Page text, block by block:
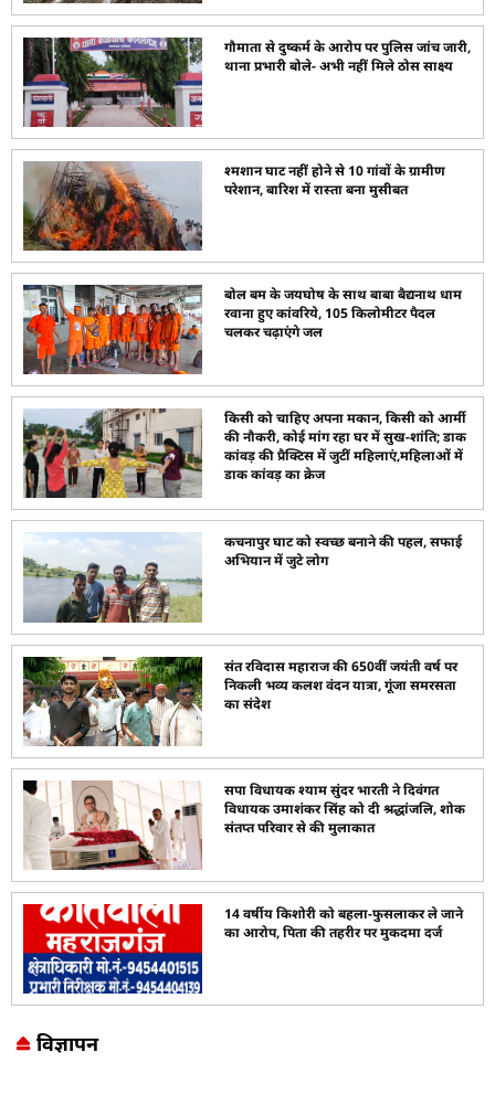
गौमाता से दुष्कर्म के आरोप पर पुलिस जांच जारी,
थाना प्रभारी बोले- अभी नहीं मिले ठोस साक्ष्य
श्मशान घाट नहीं होने से 10 गांवों के ग्रामीण
परेशान, बारिश में रास्ता बना मुसीबत
बोल बम के जयघोष के साथ बाबा बैद्यनाथ धाम
रवाना हुए कांवरिये, 105 किलोमीटर पैदल
चलकर चढ़ाएंगे जल
किसी को चाहिए अपना मकान, किसी को आर्मी
की नौकरी, कोई मांग रहा घर में सुख-शांति; डाक
कांवड़ की प्रैक्टिस में जुटीं महिलाएं,महिलाओं में
डाक कांवड़ का क्रेज
कचनापुर घाट को स्वच्छ बनाने की पहल, सफाई
अभियान में जुटे लोग
संत रविदास महाराज की 650वीं जयंती वर्ष पर
निकली भव्य कलश वंदन यात्रा, गूंजा समरसता
का संदेश
सपा विधायक श्याम सुंदर भारती ने दिवंगत
विधायक उमाशंकर सिंह को दी श्रद्धांजलि, शोक
संतप्त परिवार से की मुलाकात
14 वर्षीय किशोरी को बहला-फुसलाकर ले जाने
का आरोप, पिता की तहरीर पर मुकदमा दर्ज
विज्ञापन